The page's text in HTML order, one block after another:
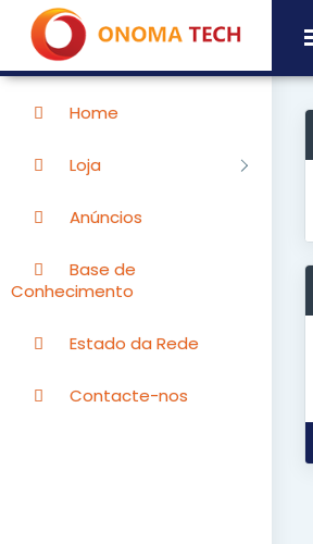
Home
Loja
Anúncios
Base de
Conhecimento
Estado da Rede
Contacte-nos